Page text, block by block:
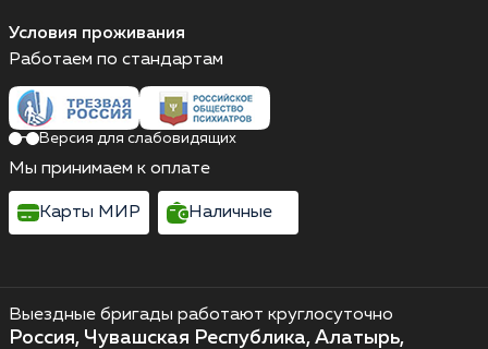
Условия проживания
Выездные бригады работают круглосуточно
Россия, Чувашская Республика, Алатырь,
Работаем по стандартам
Версия для слабовидящих
Мы принимаем к оплате
Карты МИР Наличные